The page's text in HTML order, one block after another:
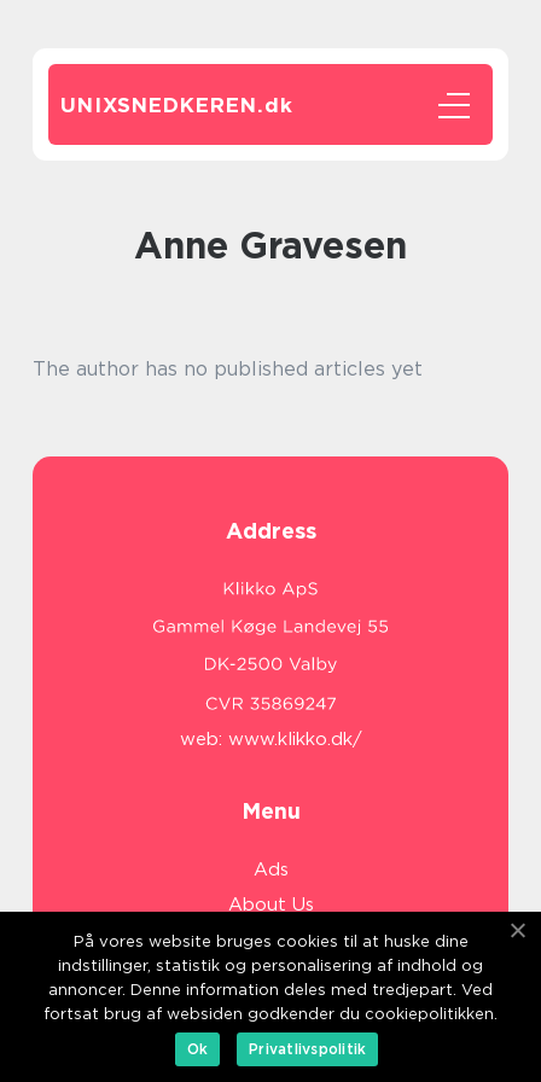
UNIXSNEDKEREN.dk
Anne Gravesen
The author has no published articles yet
Address
web: www.klikko.dk/
Menu
Ads
About Us
Cookies
Contact
Sitemap
På vores website bruges cookies til at huske dine
indstillinger, statistik og personalisering af indhold og
annoncer. Denne information deles med tredjepart. Ved
fortsat brug af websiden godkender du cookiepolitikken.
Ok
Privatlivspolitik